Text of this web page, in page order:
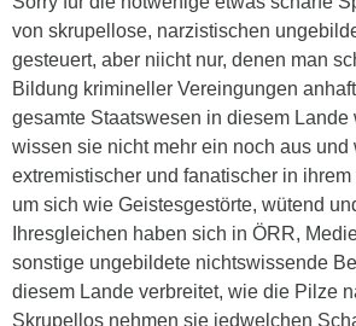
von skrupellose, narzistischen
gesteuert, aber niicht nur, denen man
Bildung krimineller Vereingungen
gesamte Staatswesen in diesem Lande
wissen sie nicht mehr ein noch aus und
extremistischer und fanatischer in
um sich wie Geistesgestörte, wütend
Ihresgleichen haben sich in ÖRR,
sonstige ungebildete nichtswissende
diesem Lande verbreitet, wie die Pilze
Skrupellos nehmen sie jedwelchen